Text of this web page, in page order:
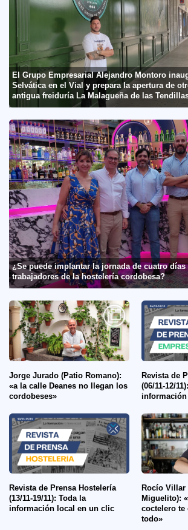
El Grupo Empresarial Alejandro Montoro
Selvática en el Vial y prepara la apertura de
antigua freiduría La Malagueña de las
¿Se puede implantar la jornada de cuatro días
trabajadores de la hostelería cordobesa?
Jorge Jurado (Patio Romano):
«a la calle Deanes no llegan los
cordobeses»
Revista de
(06/11-12/
Revista de Prensa Hostelería
(13/11-19/11): Toda la
información local en un clic
Rocío Villar
Miguelito):
coctelero te
todo»